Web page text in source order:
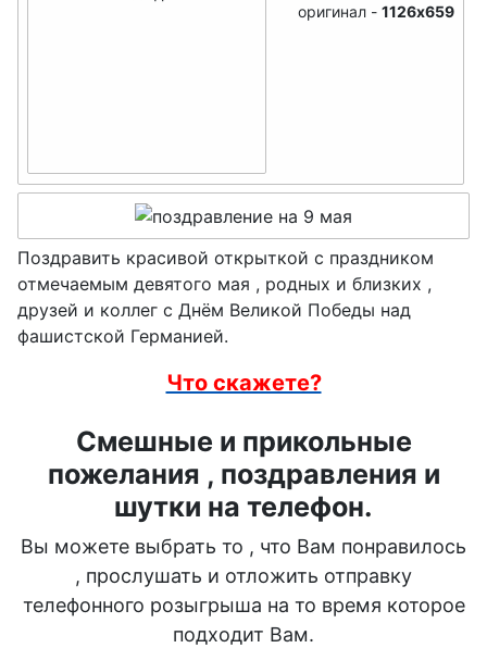
оригинал - 1126x659
Поздравить красивой открыткой с праздником
отмечаемым девятого мая , родных и близких ,
друзей и коллег с Днём Великой Победы над
фашистской Германией.
Что скажете?
Смешные и прикольные
пожелания , поздравления и
шутки на телефон.
Вы можете выбрать то , что Вам понравилось
, прослушать и отложить отправку
телефонного розыгрыша на то время которое
подходит Вам.